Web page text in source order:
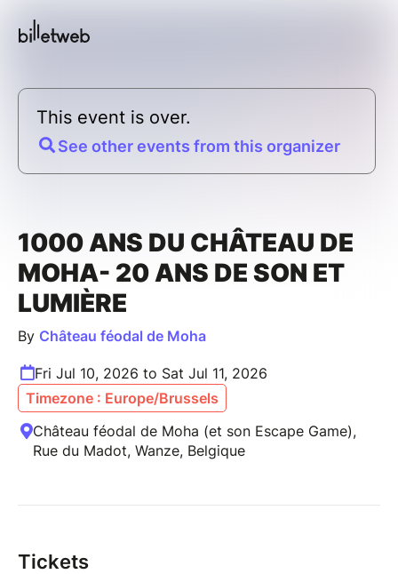
This event is over.
See other events from this organizer
1000 ANS DU CHÂTEAU DE
MOHA- 20 ANS DE SON ET
LUMIÈRE
By Château féodal de Moha
Fri Jul 10, 2026 to Sat Jul 11, 2026
Timezone : Europe/Brussels
Château féodal de Moha (et son Escape Game),
Rue du Madot, Wanze, Belgique
Tickets